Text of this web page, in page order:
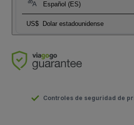
Español (ES)
US$ Dolar estadounidense
Controles de seguridad de